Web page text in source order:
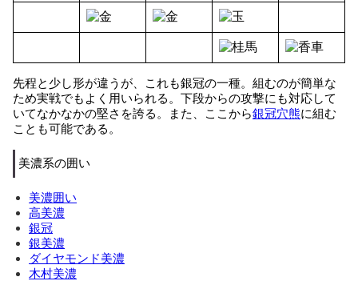
先程と少し形が違うが、これも銀冠の一種。組むのが簡単な
ため実戦でもよく用いられる。下段からの攻撃にも対応して
いてなかなかの堅さを誇る。また、ここから銀冠穴熊に組む
ことも可能である。
美濃系の囲い
美濃囲い
高美濃
銀冠
銀美濃
ダイヤモンド美濃
木村美濃